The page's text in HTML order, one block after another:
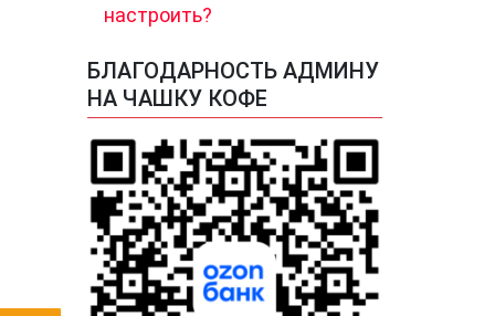
настроить?
БЛАГОДАРНОСТЬ АДМИНУ
НА ЧАШКУ КОФЕ